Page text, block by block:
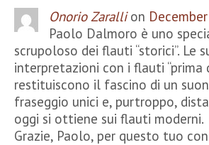
Onorio Zarallion
Paolo Dalmoro è uno
scrupoloso dei flauti “storici”. Le
interpretazioni con i flauti “prima
restituiscono il fascino di un
fraseggio unici e, purtroppo,
oggi si ottiene sui flauti moderni.
Grazie, Paolo, per questo tuo